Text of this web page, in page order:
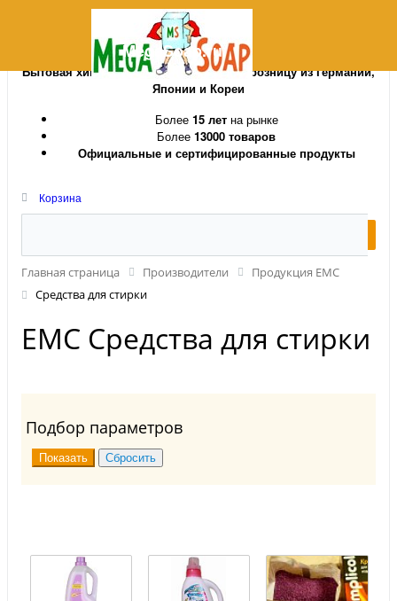
MegaSoap.ru
Бытовая химия и косметика оптом и в розницу из Германии,
Японии и Кореи
Более 15 летна рынке
Более 13000 товаров
Официальные и сертифицированные продукты
Корзина
Главная страница Производители
Продукция EMC
Средства для стирки
EMC Средства для стирки
Подбор параметров